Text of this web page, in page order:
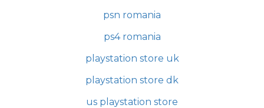
psn romania
ps4 romania
playstation store uk
playstation store dk
us playstation store